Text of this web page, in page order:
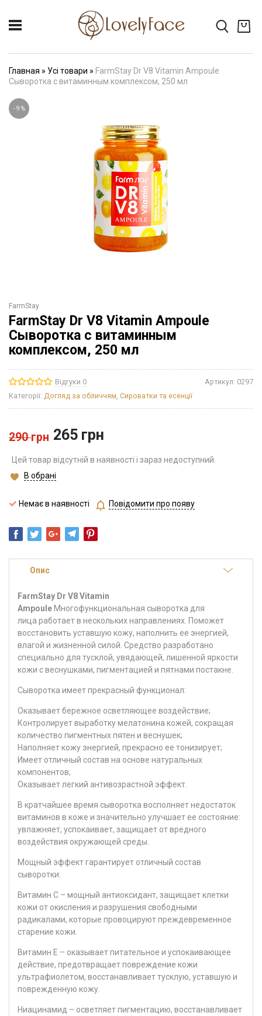
Главная » Усі товари » FarmStay Dr V8 Vitamin Ampoule
Сыворотка с витаминным комплексом, 250 мл
-9 %
FarmStay
FarmStay Dr V8 Vitamin Ampoule
Сыворотка с витаминным
комплексом, 250 мл
Відгуки 0 Артикул: 0297
Категорії: Догляд за обличчям, Сироватки та есенції
290грн 265 грн
Цей товар відсутній в наявності і зараз недоступний.
В обрані
Немає в наявності Повідомити про появу
Опис
FarmStay Dr V8 Vitamin
Ampoule Многофункциональная сыворотка для
лица работает в нескольких направлениях. Поможет
восстановить уставшую кожу, наполнить ее энергией,
влагой и жизненной силой. Средство разработано
специально для тусклой, увядающей, лишенной яркости
кожи с веснушками, пигментацией и пятнами постакне.
Сыворотка имеет прекрасный функционал:
Оказывает бережное осветляющее воздействие;
Контролирует выработку мелатонина кожей, сокращая
количество пигментных пятен и веснушек;
Наполняет кожу энергией, прекрасно ее тонизирует;
Имеет отличный состав на основе натуральных
компонентов;
Оказывает легкий антивозрастной эффект.
В кратчайшее время сыворотка восполняет недостаток
витаминов в коже и значительно улучшает ее состояние:
увлажняет, успокаивает, защищает от вредного
воздействия окружающей среды.
Мощный эффект гарантирует отличный состав
сыворотки:
Витамин C – мощный антиоксидант, защищает клетки
кожи от окисления и разрушения свободными
радикалами, которые провоцируют преждевременное
старение кожи.
Витамин Е – оказывает питательное и успокаивающее
действие, предотвращает повреждение кожи
ультрафиолетом, восстанавливает тусклую, уставшую и
поврежденную кожу.
Ниацинамид – осветляет пигментацию, восстанавливает